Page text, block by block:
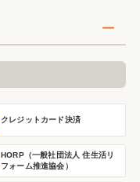
クレジットカード決済
HORP（一般社団法人 住生活リ
フォーム推進協会）